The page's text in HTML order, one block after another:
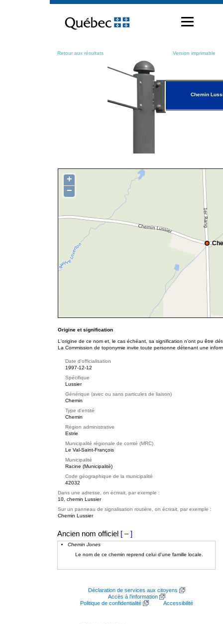
contenu
Retour aux résultats Version imprimable
Chemin
+
−
Origine et signification
L'origine de ce nom et, le cas échéant, sa signification n’ont pu être
La Commission de toponymie invite toute personne détenant une
Date d'officialisation
1997-12-12
Spécifique
Lussier
Générique (avec ou sans particules de liaison)
Chemin
Type d'entité
Chemin
Région administrative
Estrie
Municipalité régionale de comté (MRC)
Le Val-Saint-François
Municipalité
Racine (Municipalité)
Code géographique de la municipalité
42032
Dans une adresse, on écrirait, par exemple :
10, chemin Lussier
Sur un panneau de signalisation routière, on écrirait, par exemple :
Chemin Lussier
Ancien nom officiel [ – ]
Chemin Jones
Le nom de ce chemin reprend celui d'une famille locale.
Déclaration de services aux citoyens
Accès à l’information
Politique de confidentialité
Accessibilité